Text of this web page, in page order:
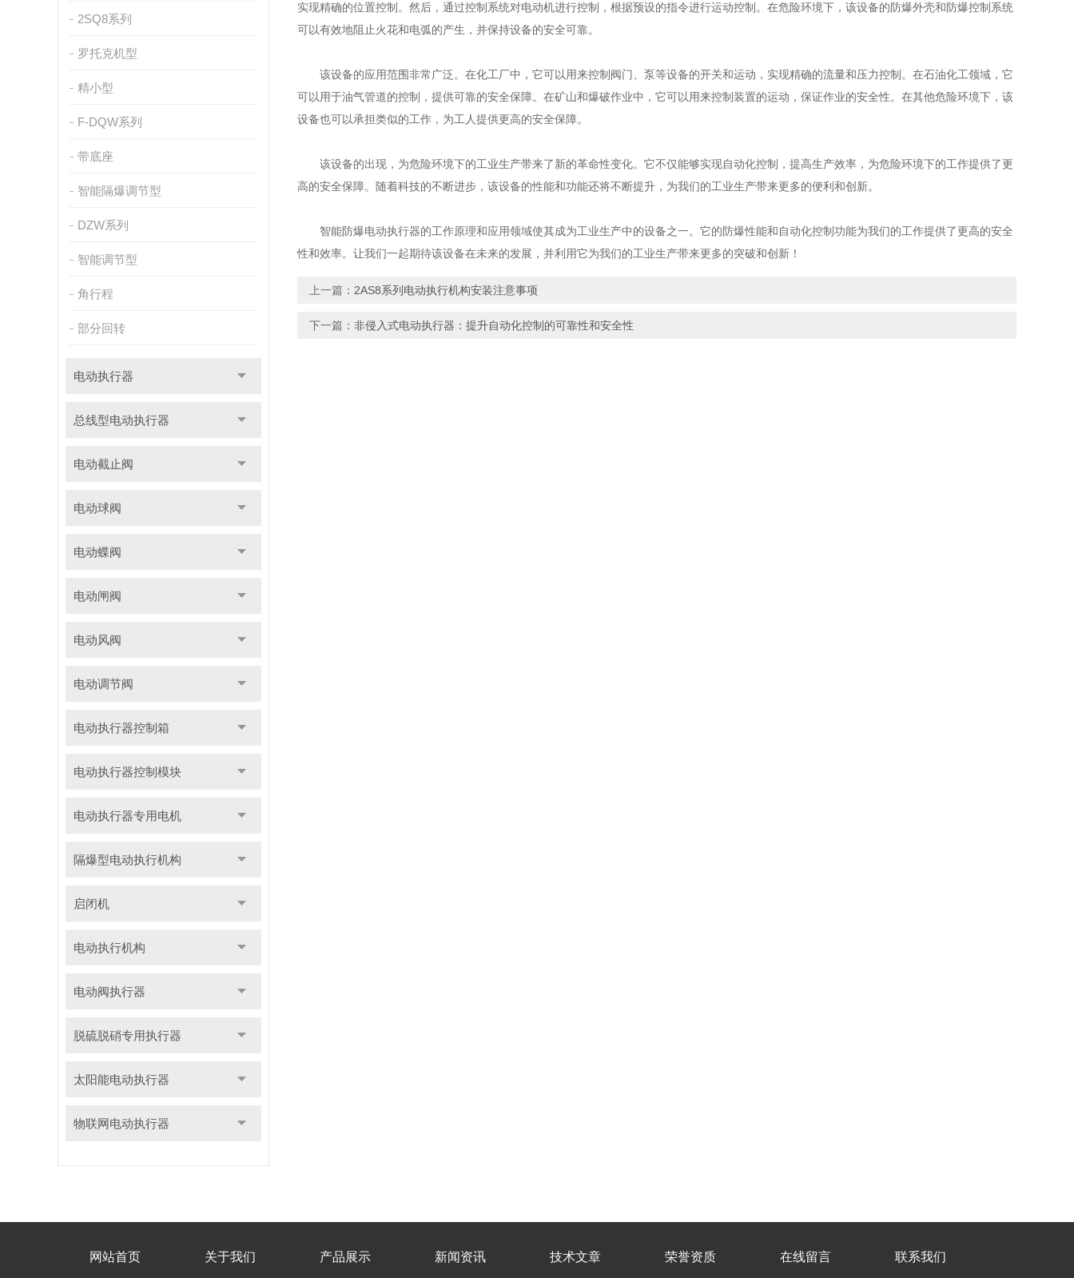
2SQ8系列
罗托克机型
精小型
F-DQW系列
带底座
智能隔爆调节型
DZW系列
智能调节型
角行程
部分回转
电动执行器
总线型电动执行器
电动截止阀
电动球阀
电动蝶阀
电动闸阀
电动风阀
电动调节阀
电动执行器控制箱
电动执行器控制模块
电动执行器专用电机
隔爆型电动执行机构
启闭机
电动执行机构
电动阀执行器
脱硫脱硝专用执行器
太阳能电动执行器
物联网电动执行器
实现精确的位置控制。然后，通过控制系统对电动机进行控制，根据预设的指令进行运动控制。在危险环境下，该设备的防爆外壳和防爆控制系统
可以有效地阻止火花和电弧的产生，并保持设备的安全可靠。
该设备的应用范围非常广泛。在化工厂中，它可以用来控制阀门、泵等设备的开关和运动，实现精确的流量和压力控制。在石油化工领域，它
可以用于油气管道的控制，提供可靠的安全保障。在矿山和爆破作业中，它可以用来控制装置的运动，保证作业的安全性。在其他危险环境下，该
设备也可以承担类似的工作，为工人提供更高的安全保障。
该设备的出现，为危险环境下的工业生产带来了新的革命性变化。它不仅能够实现自动化控制，提高生产效率，为危险环境下的工作提供了更
高的安全保障。随着科技的不断进步，该设备的性能和功能还将不断提升，为我们的工业生产带来更多的便利和创新。
智能防爆电动执行器的工作原理和应用领域使其成为工业生产中的设备之一。它的防爆性能和自动化控制功能为我们的工作提供了更高的安全
性和效率。让我们一起期待该设备在未来的发展，并利用它为我们的工业生产带来更多的突破和创新！
上一篇： 2AS8系列电动执行机构安装注意事项
下一篇： 非侵入式电动执行器：提升自动化控制的可靠性和安全性
网站首页 关于我们 产品展示 新闻资讯 技术文章 荣誉资质 在线留言 联系我们